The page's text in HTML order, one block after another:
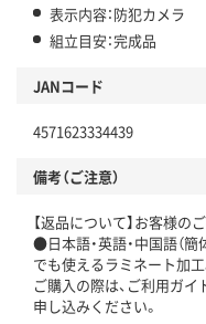
表示内容：防犯カメラ
組立目安：完成品
JANコード
4571623334439
備考（ご注意）
【返品について】お客様の
●日本語・英語・中国語（簡
でも使えるラミネート加
ご購入の際は、ご利用ガイ
申し込みください。